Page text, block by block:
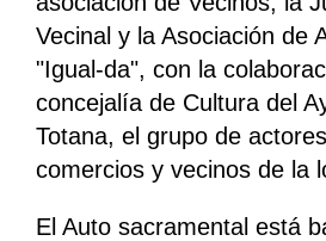
Vecinal y la Asociación de
"Igual-da", con la
concejalía de Cultura del
Totana, el grupo de
comercios y vecinos de la
El Auto sacramental está